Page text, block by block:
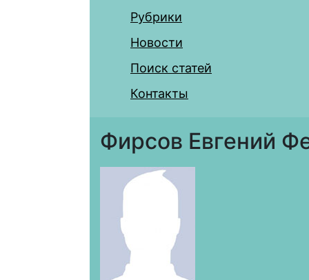
Рубрики
Новости
Поиск статей
Контакты
Фирсов Евгений